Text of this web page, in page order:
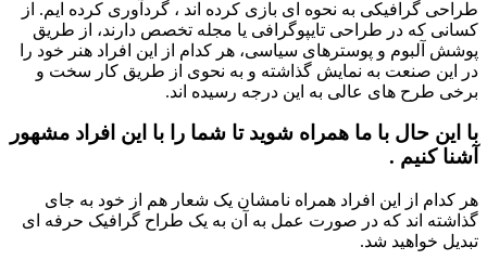
طراحی گرافیکی به نحوه ای بازی کرده اند ، گردآوری کرده ایم. از
کسانی که در طراحی تایپوگرافی یا مجله تخصص دارند، از طریق
پوشش آلبوم و پوسترهای سیاسی، هر کدام از این افراد هنر خود را
در این صنعت به نمایش گذاشته و به نحوی از طریق کار سخت و
برخی طرح های عالی به این درجه رسیده اند.
با این حال با ما همراه شوید تا شما را با این افراد مشهور
آشنا کنیم .
هر کدام از این افراد همراه نامشان یک شعار هم از خود به جای
گذاشته اند که در صورت عمل به آن به یک طراح گرافیک حرفه ای
تبدیل خواهید شد.